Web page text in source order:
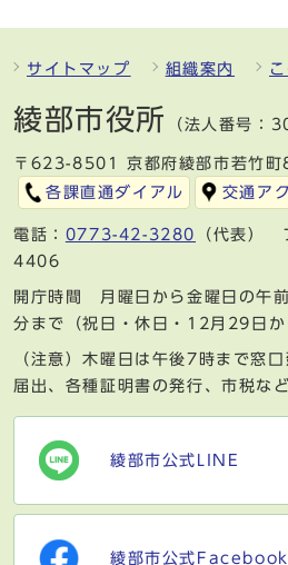
サイトマップ 組織案内
綾部市役所 （法人番号
〒623-8501 京都府綾部市若竹町
各課直通ダイアル
交通ア
電話： 0773-42-3280
（代表）
4406
開庁時間 月曜日から金曜日の午
分まで（祝日・休日・12月29日か
（注意）木曜日は午後7時まで窓
届出、各種証明書の発行、市税な
綾部市公式LINE
綾部市公式Facebook